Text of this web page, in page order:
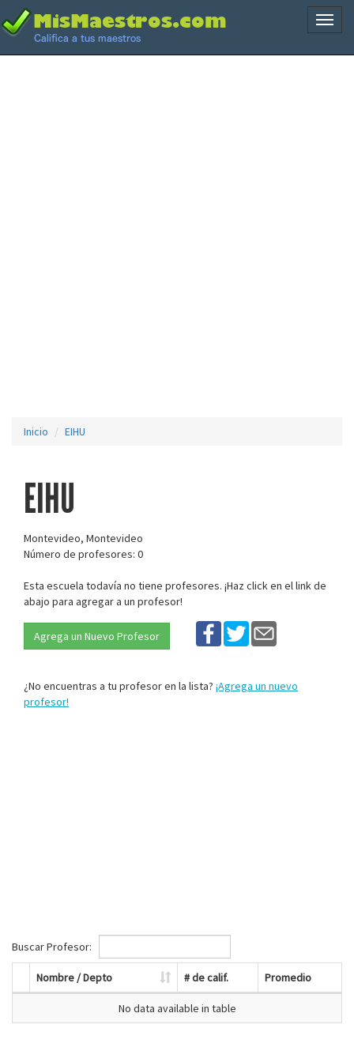
Inicio EIHU
EIHU
Montevideo, Montevideo
Número de profesores: 0
Esta escuela todavía no tiene profesores. ¡Haz click en el link de
abajo para agregar a un profesor!
Agrega un Nuevo Profesor
¿No encuentras a tu profesor en la lista? ¡Agrega un nuevo
profesor!
Buscar Profesor:
Nombre / Depto # de calif. Promedio
No data available in table